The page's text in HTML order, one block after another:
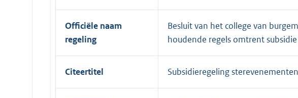
Officiële naam
regeling
Besluit van het college van
houdende regels omtrent
Citeertitel Subsidieregeling